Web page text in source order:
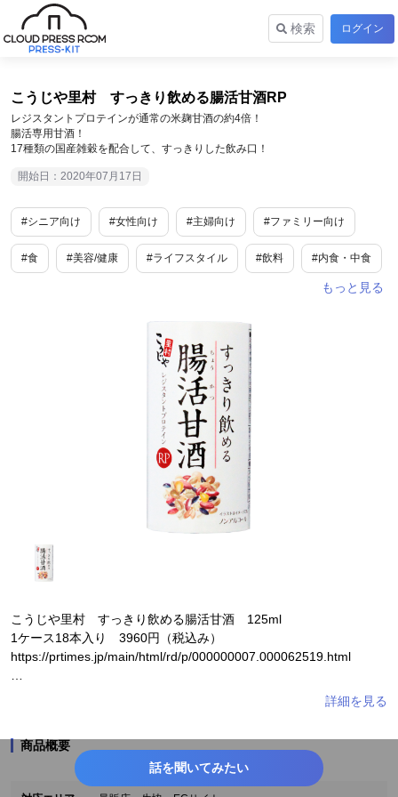
検索 ログイン
こうじや里村 すっきり飲める腸活甘酒RP
レジスタントプロテインが通常の米麹甘酒の約4倍！
腸活専用甘酒！
17種類の国産雑穀を配合して、すっきりした飲み口！
開始日：2020年07月17日
#シニア向け #女性向け #主婦向け #ファミリー向け
#食 #美容/健康 #ライフスタイル #飲料 #内食・中食
#家事
#衣食住 #企業情報
こうじや里村 すっきり飲める腸活甘酒 125ml
1ケース18本入り 3960円（税込み）
https://prtimes.jp/main/html/rd/p/000000007.000062519.html
再現。
会社がある岐阜県の契約農家から特別なお米を確保！
金沢工業大学様との共同開発で完成させました。
商品概要
話を聞いてみたい